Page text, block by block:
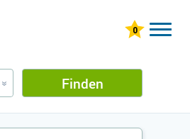
» Finden